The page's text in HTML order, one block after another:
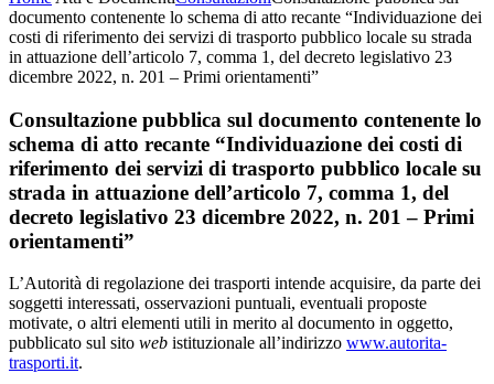
documento contenente lo schema di atto recante “Individuazione dei
costi di riferimento dei servizi di trasporto pubblico locale su strada
in attuazione dell’articolo 7, comma 1, del decreto legislativo 23
dicembre 2022, n. 201 – Primi orientamenti”
Consultazione pubblica sul documento contenente lo
schema di atto recante “Individuazione dei costi di
riferimento dei servizi di trasporto pubblico locale su
strada in attuazione dell’articolo 7, comma 1, del
decreto legislativo 23 dicembre 2022, n. 201 – Primi
orientamenti”
L’Autorità di regolazione dei trasporti intende acquisire, da parte dei
soggetti interessati, osservazioni puntuali, eventuali proposte
motivate, o altri elementi utili in merito al documento in oggetto,
pubblicato sul sito web istituzionale all’indirizzo www.autorita-
trasporti.it.